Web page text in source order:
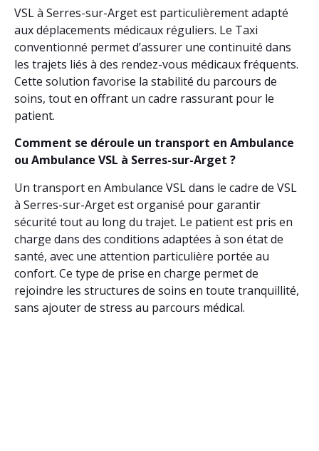
VSL à Serres-sur-Arget est particulièrement adapté
aux déplacements médicaux réguliers. Le Taxi
conventionné permet d’assurer une continuité dans
les trajets liés à des rendez-vous médicaux fréquents.
Cette solution favorise la stabilité du parcours de
soins, tout en offrant un cadre rassurant pour le
patient.
Comment se déroule un transport en Ambulance
ou Ambulance VSL à Serres-sur-Arget ?
Un transport en Ambulance VSL dans le cadre de VSL
à Serres-sur-Arget est organisé pour garantir
sécurité tout au long du trajet. Le patient est pris en
charge dans des conditions adaptées à son état de
santé, avec une attention particulière portée au
confort. Ce type de prise en charge permet de
rejoindre les structures de soins en toute tranquillité,
sans ajouter de stress au parcours médical.